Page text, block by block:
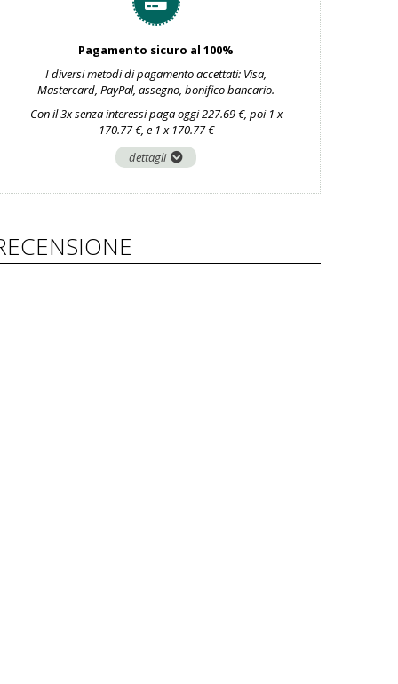
Pagamento sicuro al 100%
I diversi metodi di pagamento accettati: Visa,
Mastercard, PayPal, assegno, bonifico bancario.
Con il 3x senza interessi paga oggi 227.69 €, poi 1 x
170.77 €, e 1 x 170.77 €
dettagli